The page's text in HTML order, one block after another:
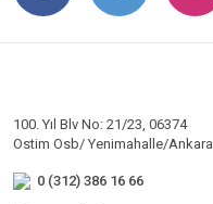
100. Yıl Blv No: 21/23, 06374
Ostim Osb/ Yenimahalle/Ankara
0 (312) 386 16 66